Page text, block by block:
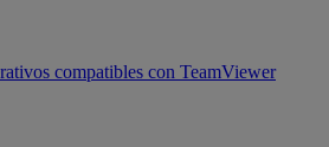
compatibles con TeamViewer